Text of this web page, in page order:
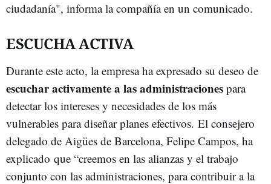
ciudadanía", informa la compañía en un comunicado.
ESCUCHA ACTIVA
Durante este acto, la empresa ha expresado su deseo de
escuchar activamente a las administraciones para
detectar los intereses y necesidades de los más
vulnerables para diseñar planes efectivos. El consejero
delegado de Aigües de Barcelona, Felipe Campos, ha
explicado que “creemos en las alianzas y el trabajo
conjunto con las administraciones, para contribuir a la